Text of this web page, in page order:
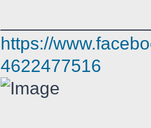
https://
4622477516